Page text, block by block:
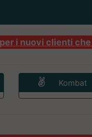
i nuovi clienti
Kombat